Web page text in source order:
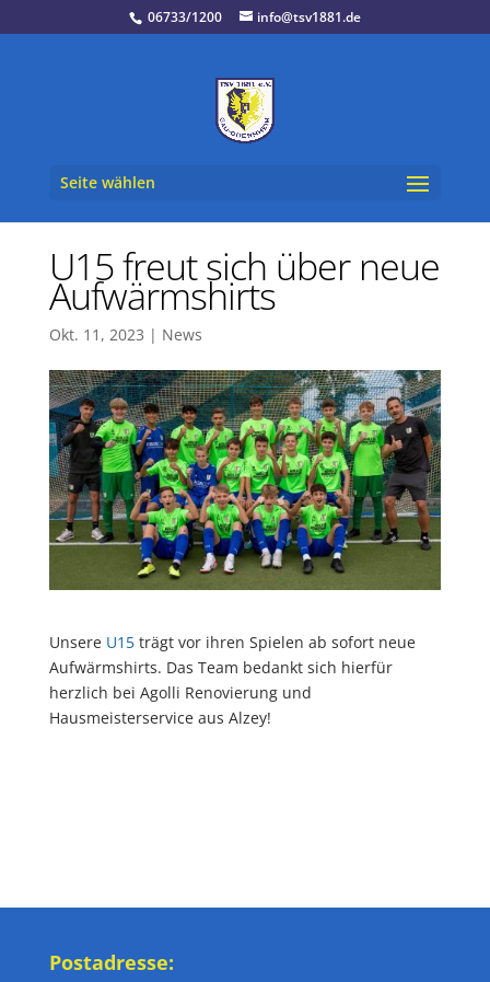
06733/1200 info@tsv1881.de
Seite wählen
U15 freut sich über neue
Aufwärmshirts
Okt. 11, 2023 | News
Unsere U15trägt vor ihren Spielen ab sofort neue
Aufwärmshirts. Das Team bedankt sich hierfür
herzlich bei Agolli Renovierung und
Hausmeisterservice aus Alzey!
Postadresse: